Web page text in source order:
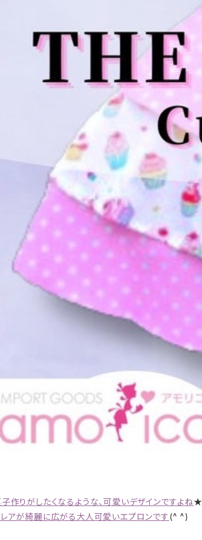
作りがしたくなるような、可愛いデザインですよね★
アが綺麗に広がる大人可愛いエプロンです(^ ^)